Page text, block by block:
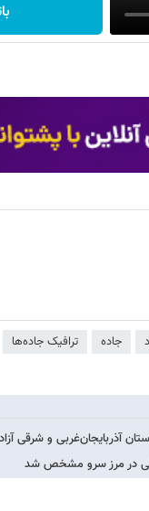
جاده ترافیک جاده‌ها
آذربایجان‌غربی و شرقی
در مرز سرو مشخص شد